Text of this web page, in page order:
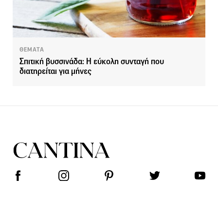
ΘΕΜΑΤΑ
Σπιτική βυσσινάδα: Η εύκολη συνταγή που
διατηρείται για μήνες